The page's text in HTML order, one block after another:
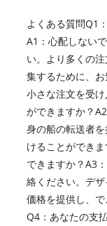
よくある質問Q1
A1：心配しない
い。より多くの
集するために、
小さな注文を受
ができますか？
身の船の転送者
けることができ
できますか？A3
絡ください。デ
価格を提供し、で
Q4：あなたの支